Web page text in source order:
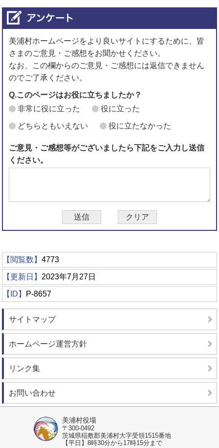
美浦村ホームページをより良いサイトにするために、皆
さまのご意見・ご感想をお聞かせください。
なお、この欄からのご意見・ご感想には返信できません
のでご了承ください。
Q.このページはお役に立ちましたか？
非常に役に立った
役に立った
どちらともいえない 役に立たなかった
ご意見・ご感想等がございましたら下記をご入力し送信
ください。
【閲覧数】4773
【更新日】 2023年7月27日
【ID】 P-8657
サイトマップ
ホームページ運営方針
リンク集
お問い合わせ
美浦村役場
〒300-0492
茨城県稲敷郡美浦村大字受領1515番地
【平日】8時30分から17時15分まで